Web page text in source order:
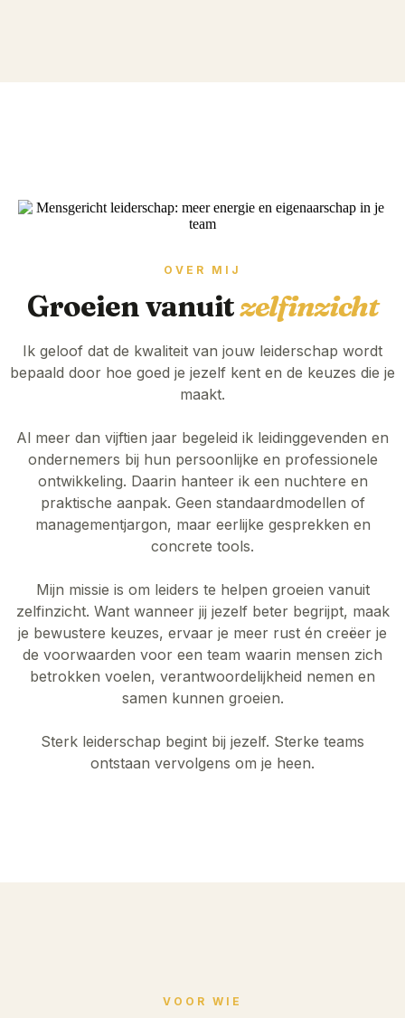
OVER MIJ
Groeien vanuitzelfinzicht
Ik geloof dat de kwaliteit van jouw leiderschap wordt
bepaald door hoe goed je jezelf kent en de keuzes die je
maakt.
Al meer dan vijftien jaar begeleid ik leidinggevenden en
ondernemers bij hun persoonlijke en professionele
ontwikkeling. Daarin hanteer ik een nuchtere en
praktische aanpak. Geen standaardmodellen of
managementjargon, maar eerlijke gesprekken en
concrete tools.
Mijn missie is om leiders te helpen groeien vanuit
zelfinzicht. Want wanneer jij jezelf beter begrijpt, maak
je bewustere keuzes, ervaar je meer rust én creëer je
de voorwaarden voor een team waarin mensen zich
betrokken voelen, verantwoordelijkheid nemen en
samen kunnen groeien.
Sterk leiderschap begint bij jezelf. Sterke teams
ontstaan vervolgens om je heen.
VOOR WIE